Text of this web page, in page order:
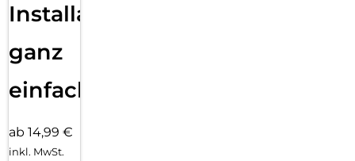
Installation
ganz
einfach
ab 14,99 €
inkl. MwSt.